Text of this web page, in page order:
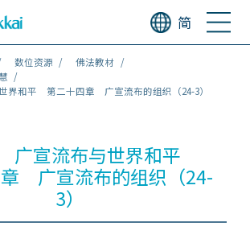
简
数位资源
佛法教材
界和平 第二十四章 广宣流布的组织（24-3）
广宣流布与世界和平
广宣流布的组织（24-
3）